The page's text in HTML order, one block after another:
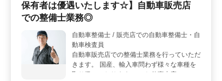
円と高めに設定されており、しっかりとした収入が期待
できます。また、通勤手当も支給され、交通費の負担が
軽減されます。雇用・労災・健康・厚生などの社会保険
も完備されており、安心して働ける環境が整っていま
す。 ＜アットホームな職場環境＞ 福祉施設での調
理業務は、利用者の方々に食事を提供する大切な役割を
担っています。スタッフ同士のコミュニケーションが活
発で、協力しながら業務を進めるアットホームな雰囲気
保有者は優遇いたします☆】自動車販売店
での整備士業務◎
自動車整備士 / 販売店での自動車整備士・自
動車検査員
自動車販売店での整備士業務を行っていただ
きます。 国産、輸入車問わず様々な車種を
取り扱っております！ 〜お仕事内容〜 ・点